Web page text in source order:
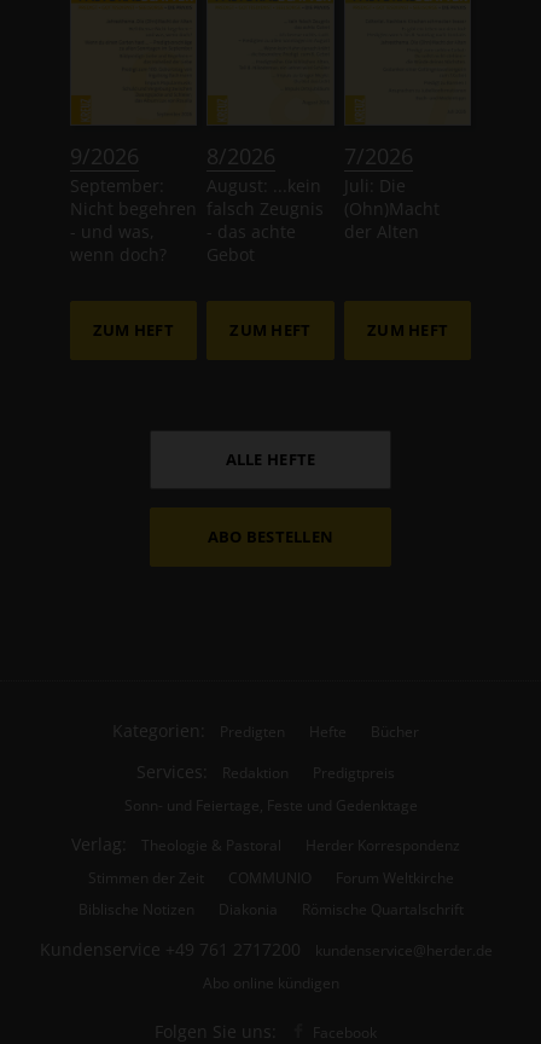
9/2026
September:
Nicht begehren
- und was,
wenn doch?
ZUM HEFT
8/2026
August: ...kein
falsch Zeugnis
- das achte
Gebot
ZUM HEFT
7/2026
Juli: Die
(Ohn)Macht
der Alten
ZUM HEFT
ALLE HEFTE
ABO BESTELLEN
Kategorien: Predigten Hefte Bücher
Services: Redaktion
Predigtpreis
Sonn- und Feiertage, Feste und Gedenktage
Verlag: Theologie & Pastoral
Herder Korrespondenz
Stimmen der Zeit
COMMUNIO
Forum Weltkirche
Biblische Notizen
Diakonia Römische Quartalschrift
Kundenservice +49 761 2717200
kundenservice@herder.de
Abo online kündigen
Folgen Sie uns: Facebook